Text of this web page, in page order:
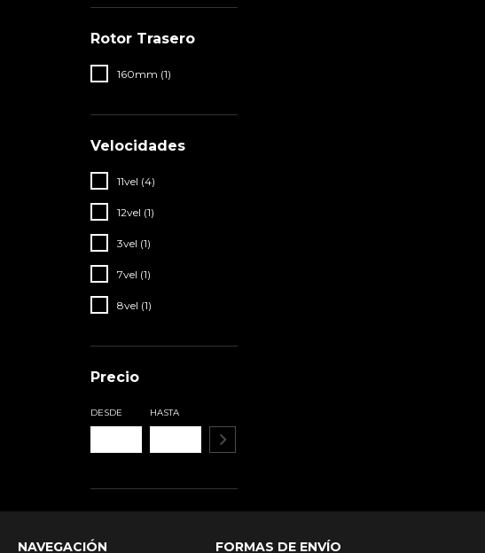
Rotor Trasero
160mm (1)
Velocidades
11vel (4)
12vel (1)
3vel (1)
7vel (1)
8vel (1)
Precio
DESDE HASTA
NAVEGACIÓN FORMAS DE ENVÍO